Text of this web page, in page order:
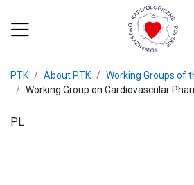
PTK About PTK
Working Groups of
Working Group on Cardiovascular
PL